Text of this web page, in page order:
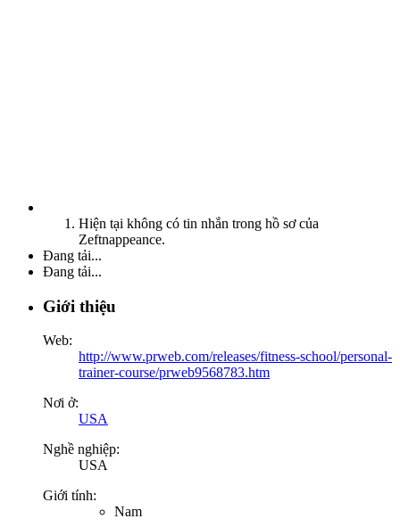
Hiện tại không có tin nhắn trong hồ sơ của
Zeftnappeance.
Đang tải...
Đang tải...
Giới thiệu
Web:
http://www.prweb.com/releases/fitness-school/personal-
trainer-course/prweb9568783.htm
Nơi ở:
USA
Nghề nghiệp:
USA
Giới tính:
Nam